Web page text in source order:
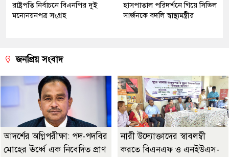
রাষ্ট্রপতি নির্বাচনে বিএনপির দুই
মনোনয়নপত্র সংগ্রহ
হাসপাতাল পরিদর্শনে গিয়ে সিভিল
সার্জনকে বদলি স্বাস্থ্যমন্ত্রীর
জনপ্রিয় সংবাদ
আদর্শের অগ্নিপরীক্ষা: পদ-পদবির
মোহের ঊর্ধ্বে এক নিবেদিত প্রাণ
নারী উদ্যোক্তাদের স্বাবলম্বী
করতে বিএনএফ ও এনইউএস-